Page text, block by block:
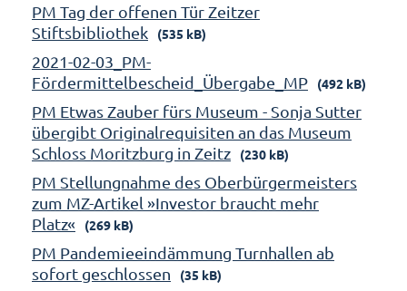
PM Tag der offenen Tür Zeitzer
Stiftsbibliothek
(535 kB)
2021-02-03_PM-
Fördermittelbescheid_Übergabe_MP
(492 kB)
PM Etwas Zauber fürs Museum - Sonja Sutter
übergibt Originalrequisiten an das Museum
Schloss Moritzburg in Zeitz
(230 kB)
PM Stellungnahme des Oberbürgermeisters
zum MZ-Artikel »Investor braucht mehr
Platz«
(269 kB)
PM Pandemieeindämmung Turnhallen ab
sofort geschlossen
(35 kB)